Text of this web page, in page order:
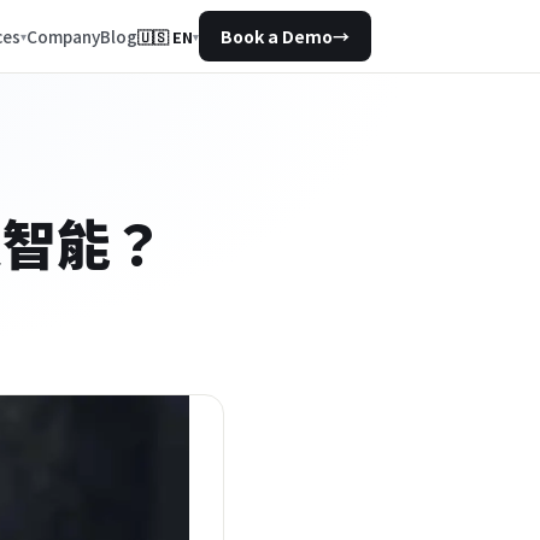
CompanyBlog🇺🇸 EN▾ Book a Demo→
能？